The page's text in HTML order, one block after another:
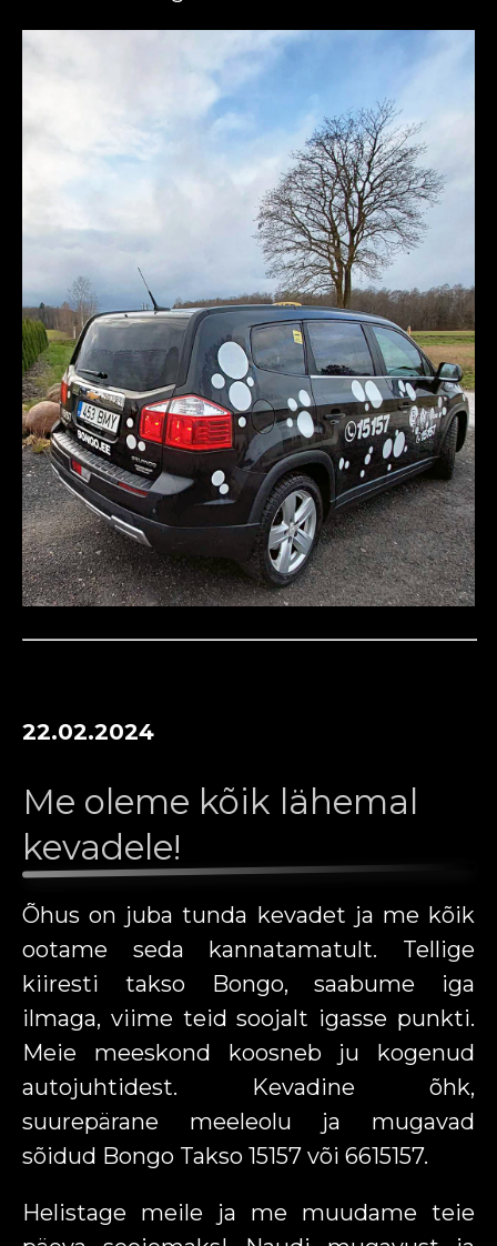
22.02.2024
Me oleme kõik lähemal
kevadele!
Õhus on juba tunda kevadet ja me kõik
ootame seda kannatamatult. Tellige
kiiresti takso Bongo, saabume iga
ilmaga, viime teid soojalt igasse punkti.
Meie meeskond koosneb ju kogenud
autojuhtidest. Kevadine õhk,
suurepärane meeleolu ja mugavad
sõidud Bongo Takso 15157 või 6615157.
Helistage meile ja me muudame teie